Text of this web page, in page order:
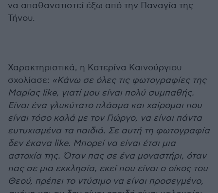
να απαθανατιστεί έξω από την Παναγία της
Τήνου.
Χαρακτηριστικά, η Κατερίνα Καινούργιου
σχολίασε: «Κάνω σε όλες τις φωτογραφίες της
Μαρίας like, γιατί μου είναι πολύ συμπαθής.
Είναι ένα γλυκύτατο πλάσμα και χαίρομαι που
είναι τόσο καλά με τον Γιώργο, να είναι πάντα
ευτυχισμένα τα παιδιά. Σε αυτή τη φωτογραφία
δεν έκανα like. Μπορεί να είναι έτσι μια
αστοχία της. Όταν πας σε ένα μοναστήρι, όταν
πας σε μια εκκλησία, εκεί που είναι ο οίκος του
Θεού, πρέπει το ντύσιμο να είναι προσεγμένο,